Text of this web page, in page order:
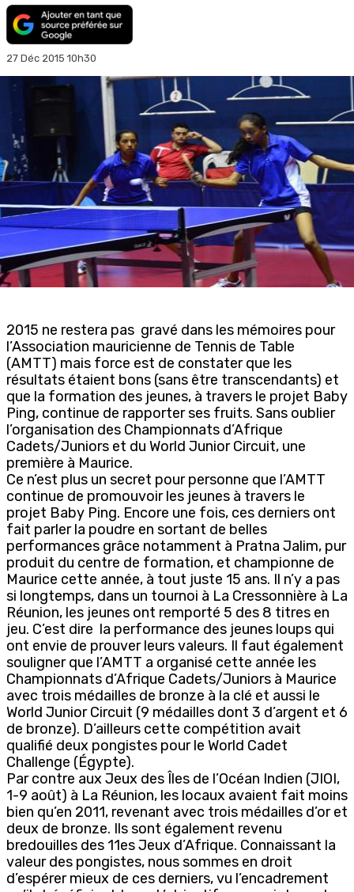
27 Déc 2015 10h30
2015 ne restera pas gravé dans les mémoires pour
l’Association mauricienne de Tennis de Table
(AMTT) mais force est de constater que les
résultats étaient bons (sans être transcendants) et
que la formation des jeunes, à travers le projet Baby
Ping, continue de rapporter ses fruits. Sans oublier
l’organisation des Championnats d’Afrique
Cadets/Juniors et du World Junior Circuit, une
première à Maurice.
Ce n’est plus un secret pour personne que l’AMTT
continue de promouvoir les jeunes à travers le
projet Baby Ping. Encore une fois, ces derniers ont
fait parler la poudre en sortant de belles
performances grâce notamment à Pratna Jalim, pur
produit du centre de formation, et championne de
Maurice cette année, à tout juste 15 ans. Il n’y a pas
si longtemps, dans un tournoi à La Cressonnière à La
Réunion, les jeunes ont remporté 5 des 8 titres en
jeu. C’est dire la performance des jeunes loups qui
ont envie de prouver leurs valeurs. Il faut également
souligner que l’AMTT a organisé cette année les
Championnats d’Afrique Cadets/Juniors à Maurice
avec trois médailles de bronze à la clé et aussi le
World Junior Circuit (9 médailles dont 3 d’argent et 6
de bronze). D’ailleurs cette compétition avait
qualifié deux pongistes pour le World Cadet
Challenge (Égypte).
Par contre aux Jeux des Îles de l’Océan Indien (JIOI,
1-9 août) à La Réunion, les locaux avaient fait moins
bien qu’en 2011, revenant avec trois médailles d’or et
deux de bronze. Ils sont également revenu
bredouilles des 11es Jeux d’Afrique. Connaissant la
valeur des pongistes, nous sommes en droit
d’espérer mieux de ces derniers, vu l’encadrement